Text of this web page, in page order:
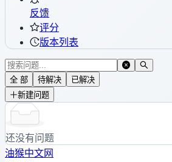
反馈
评分
版本列表
全 部 待解决
已解决
新建问题
还没有问题
油猴中文网